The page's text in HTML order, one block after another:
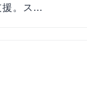
。ス...